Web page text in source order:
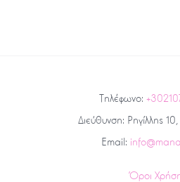
Τηλέφωνο:
Διεύθυνση: Ρηγίλλης
Email:
Όροι